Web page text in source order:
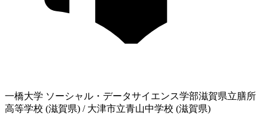
一橋大学 ソーシャル・データサイエンス学部滋賀県立膳所
高等学校 (滋賀県) / 大津市立青山中学校 (滋賀県)